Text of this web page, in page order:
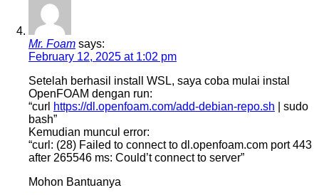
Mr. Foam says:
February 12, 2025 at 1:02 pm
Setelah berhasil install WSL, saya coba mulai instal
OpenFOAM dengan run:
“curl https://dl.openfoam.com/add-debian-repo.sh | sudo
bash”
Kemudian muncul error:
“curl: (28) Failed to connect to dl.openfoam.com port 443
after 265546 ms: Could’t connect to server”
Mohon Bantuanya